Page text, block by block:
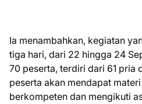
Ia menambahkan, kegiatan
tiga hari, dari 22 hingga 24
70 peserta, terdiri dari 61 pria
peserta akan mendapat
berkompeten dan mengikuti